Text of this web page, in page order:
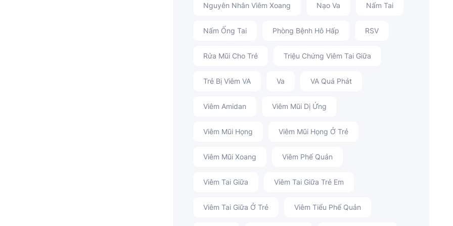
Nguyên Nhân Viêm Xoang Nạo Va Nấm Tai
Nấm Ống Tai Phòng Bệnh Hô Hấp RSV
Rửa Mũi Cho Trẻ Triệu Chứng Viêm Tai Giữa
Trẻ Bị Viêm VA Va VA Quá Phát
Viêm Amidan Viêm Mũi Dị Ứng
Viêm Mũi Họng Viêm Mũi Họng Ở Trẻ
Viêm Mũi Xoang Viêm Phế Quản
Viêm Tai Giữa Viêm Tai Giữa Trẻ Em
Viêm Tai Giữa Ở Trẻ Viêm Tiểu Phế Quản